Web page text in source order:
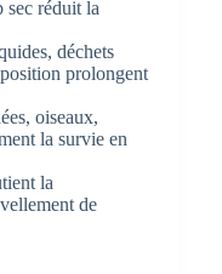
sec réduit la
déchets
prolongent
oiseaux,
la survie en
la
de